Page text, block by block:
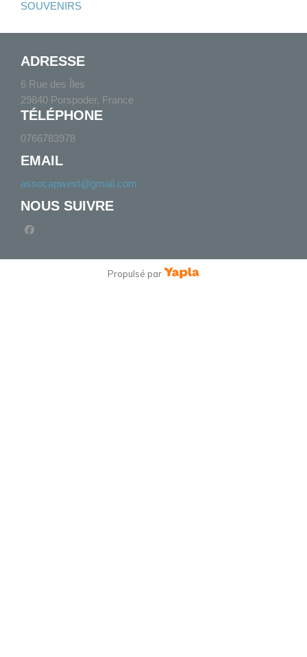
SOUVENIRS
ADRESSE
6 Rue des Îles
29840 Porspoder, France
TÉLÉPHONE
0766783978
EMAIL
assocapwest@gmail.com
NOUS SUIVRE
facebook
Propulsé par